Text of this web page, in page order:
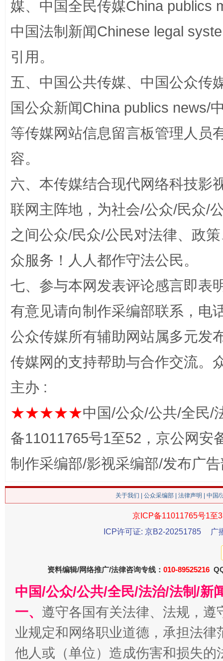
漫山遍野的桃花与雪山、麦地、白藏房 除
招工难、用工荒背后
网上购药对药下症？
这是一记警钟！ 谢
在谋一域中谋全局
今
媒、中国全民传媒China publics
中国法制新闻Chinese legal
引用。
五、中国公共传媒、中国公众传
国公众新闻China publics news/
等传媒网站信息留言板管理人员
容。
六、本传媒结合现代网络科技影
联网主阵地，为社会/公众/民众/
之间公众/民众/公民对法律、政
众服务！人人都作守法公民。
七、参与本网发表评论感言即表
有意见请向制作采编部联系，电
公众传媒所有辅助网站属多元发
传媒网的支持帮助与合作交流。
主办 :
★★★★★中国/公众/公共/全民/
备11011765号1至52，京公网安
制作采编部/影视采编部/发布广
关于我们 公众采编部 法律声明 | 中国
京ICP备11011765号1至
ICP许可证: 京B2-20251785
广
资料编辑/网络推广/法律咨询专线： 010-89525216
中国/公众/公共/全民/法治/法制/新
一、 遵守各国有关法律、法规，
业规定和网络职业道德，承担法
他人或（单位）造成伤害和损失